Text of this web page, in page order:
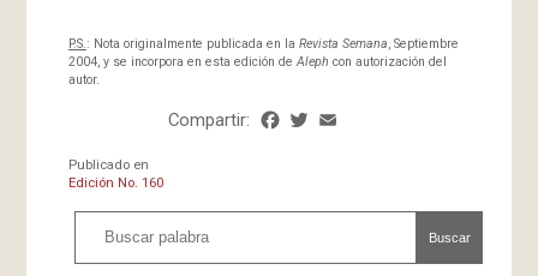
P.S.: Nota originalmente publicada en la Revista Semana, Septiembre
2004, y se incorpora en esta edición deAleph con autorización del
autor.
Compartir: Facebook
Twitter
Publicado en
Edición No. 160
Buscar